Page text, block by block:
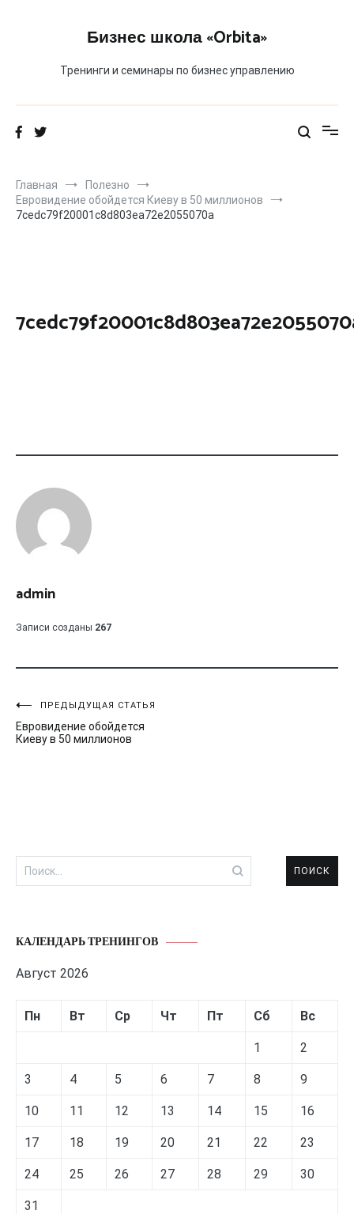
Бизнес школа «Orbita»
Тренинги и семинары по бизнес управлению
Главная
Полезно
Евровидение обойдется Киеву в 50 миллионов
7cedc79f20001c8d803ea72e2055070a
admin
Записи созданы 267
Навигация
по
ПРЕДЫДУЩАЯ СТАТЬЯ
Евровидение обойдется
Киеву в 50 миллионов
Найти:
КАЛЕНДАРЬ ТРЕНИНГОВ
Август 2026
Пн Вт Ср Чт Пт Сб Вс
1 2
3 4 5 6 7 8 9
10 11 12 13 14 15 16
17 18 19 20 21 22 23
24 25 26 27 28 29 30
31